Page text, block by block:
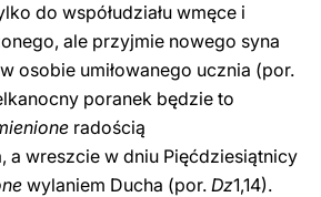
do współudziału wmęce i
ale przyjmie nowego syna
osobie umiłowanego ucznia (por.
poranek będzie to
radością
a wreszcie w dniu Pięćdziesiątnicy
wylaniem Ducha (por. Dz1,14).